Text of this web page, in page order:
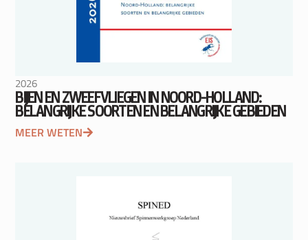
2026
BIJEN EN ZWEEFVLIEGEN IN NOORD-HOLLAND:
BELANGRIJKE SOORTEN EN BELANGRIJKE GEBIEDEN
MEER WETEN